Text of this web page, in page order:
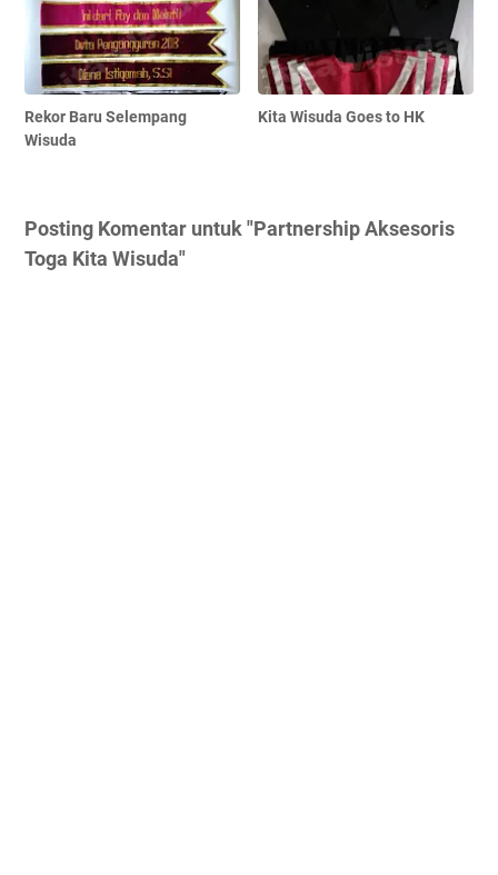
Rekor Baru Selempang
Wisuda
Kita Wisuda Goes to HK
Posting Komentar untuk "Partnership Aksesoris
Toga Kita Wisuda"